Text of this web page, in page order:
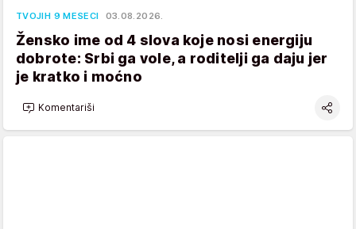
TVOJIH 9 MESECI 03.08.2026.
Žensko ime od 4 slova koje nosi energiju
dobrote: Srbi ga vole, a roditelji ga daju jer
je kratko i moćno
Komentariši